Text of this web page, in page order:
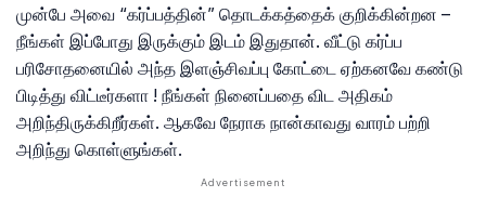
முன்பே அவை “கர்ப்பத்தின்” தொடக்கத்தைக் குறிக்கின்றன –
நீங்கள் இப்போது இருக்கும் இடம் இதுதான். வீட்டு கர்ப்ப
பரிசோதனையில் அந்த இளஞ்சிவப்பு கோட்டை ஏற்கனவே கண்டு
பிடித்து விட்டீர்களா ! நீங்கள் நினைப்பதை விட அதிகம்
அறிந்திருக்கிறீர்கள். ஆகவே நேராக நான்காவது வாரம் பற்றி
அறிந்து கொள்ளுங்கள்.